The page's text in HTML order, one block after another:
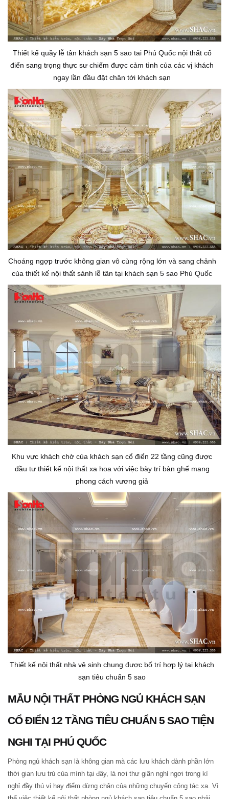
Thiết kế quầy lễ tân khách sạn 5 sao tai Phú Quốc nội thất cổ
điển sang trọng thực sư chiếm được cảm tình của các vị khách
ngay lần đầu đặt chân tới khách sạn
Choáng ngợp trước không gian vô cùng rộng lớn và sang chảnh
của thiết kế nội thất sảnh lễ tân tại khách sạn 5 sao Phú Quốc
Khu vực khách chờ của khách sạn cổ điển 22 tầng cũng được
đầu tư thiết kế nội thất xa hoa với việc bày trí bàn ghế mang
phong cách vương giả
Thiết kế nội thất nhà vệ sinh chung được bố trí hợp lý tại khách
sạn tiêu chuẩn 5 sao
MẪU NỘI THẤT PHÒNG NGỦ KHÁCH SẠN
CỔ ĐIỂN 12 TẦNG TIÊU CHUẨN 5 SAO TIỆN
NGHI TẠI PHÚ QUỐC
Phòng ngủ khách sạn là không gian mà các lưu khách dành phần lớn
thời gian lưu trú của mình tại đây, là nơi thư giãn nghỉ ngơi trong kì
nghỉ đầy thú vị hay điểm dừng chân của những chuyến công tác xa. Vì